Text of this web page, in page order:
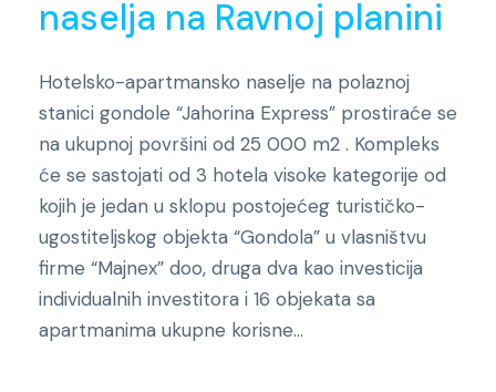
naselja na Ravnoj planini
Hotelsko-apartmansko naselje na polaznoj
stanici gondole “Jahorina Express” prostiraće se
na ukupnoj površini od 25 000 m2 . Kompleks
će se sastojati od 3 hotela visoke kategorije od
kojih je jedan u sklopu postojećeg turističko-
ugostiteljskog objekta “Gondola” u vlasništvu
firme “Majnex” doo, druga dva kao investicija
individualnih investitora i 16 objekata sa
apartmanima ukupne korisne...